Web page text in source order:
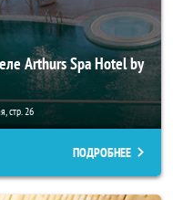
Arthurs Spa Hotel by
стр. 26
ПОДРОБНЕЕ